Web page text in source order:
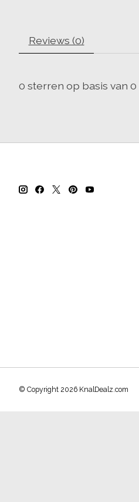
Reviews (0)
0 sterren op basis van 0
© Copyright 2026 KnalDealz.com